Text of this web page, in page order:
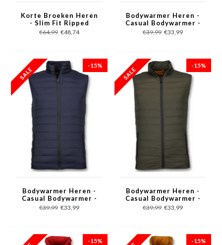
Korte Broeken Heren
- Slim Fit Ripped
Shorts - Blauw
€64,99 €48,74
Bodywarmer Heren -
Casual Bodywarmer -
Zwart
€39,99 €33,99
-15%
Bodywarmer Heren -
Casual Bodywarmer -
Blauw
€39,99 €33,99
-15%
Bodywarmer Heren -
Casual Bodywarmer -
Groen
€39,99 €33,99
-15% -15%